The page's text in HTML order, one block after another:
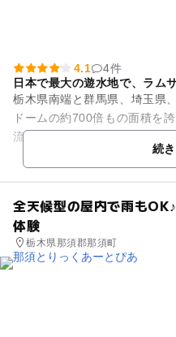
4.1
4件
日本で最大の遊水地で、ラム
栃木県南端と群馬県、埼玉県
ドームの約700倍もの面積を
流れ出した沈殿させて無害化
続
全天候型の屋内で雨も
体験
栃木県那須郡那須町